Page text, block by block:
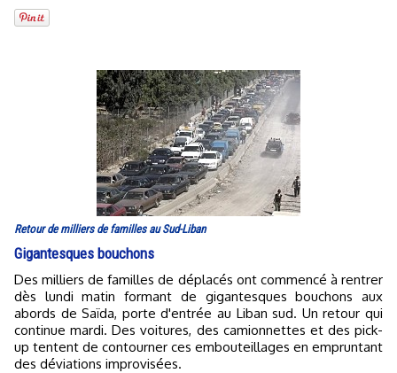
Retour de milliers de familles au Sud-Liban
Gigantesques bouchons
Des milliers de familles de déplacés ont commencé à rentrer
dès lundi matin formant de gigantesques bouchons aux
abords de Saïda, porte d'entrée au Liban sud. Un retour qui
continue mardi. Des voitures, des camionnettes et des pick-
up tentent de contourner ces embouteillages en empruntant
des déviations improvisées.